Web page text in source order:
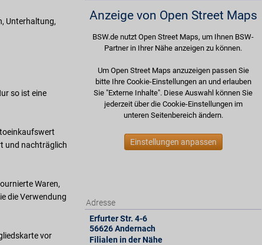
Unterhaltung,
so ist eine
und nachträglich
Waren,
die Verwendung
vor
Anzeige von Open Street Maps
BSW.de nutzt Open Street Maps, um Ihnen BSW-
Partner in Ihrer Nähe anzeigen zu können.
Um Open Street Maps anzuzeigen passen Sie
bitte Ihre Cookie-Einstellungen an und erlauben
Sie "Externe Inhalte". Diese Auswahl können Sie
jederzeit über die Cookie-Einstellungen im
unteren Seitenbereich ändern.
Einstellungen anpassen
Adresse
Erfurter Str. 4-6
56626Andernach
Filialen in der Nähe